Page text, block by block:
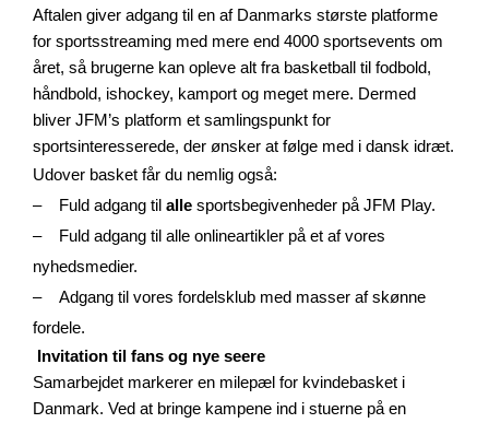
Aftalen giver adgang til en af Danmarks største platforme
for sportsstreaming med mere end 4000 sportsevents om
året, så brugerne kan opleve alt fra basketball til fodbold,
håndbold, ishockey, kamport og meget mere. Dermed
bliver JFM’s platform et samlingspunkt for
sportsinteresserede, der ønsker at følge med i dansk idræt.
Udover basket får du nemlig også:
– Fuld adgang til alle sportsbegivenheder på JFM Play.
– Fuld adgang til alle onlineartikler på et af vores
nyhedsmedier.
– Adgang til vores fordelsklub med masser af skønne
fordele.
Invitation til fans og nye seere
Samarbejdet markerer en milepæl for kvindebasket i
Danmark. Ved at bringe kampene ind i stuerne på en